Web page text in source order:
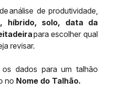
análise de produtividade,
híbrido, solo, data da
para escolher qual
revisar.
os dados para um talhão
no Nome do Talhão.